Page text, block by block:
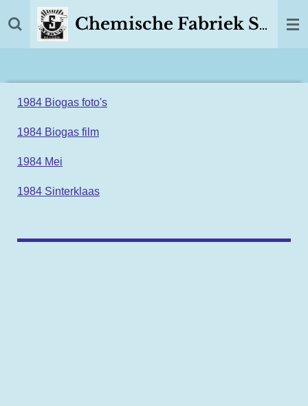
Ga
direct
Chemische Fabriek SERVO Delden
1984 Biogas foto's
1984 Biogas film
1984 Mei
1984 Sinterklaas